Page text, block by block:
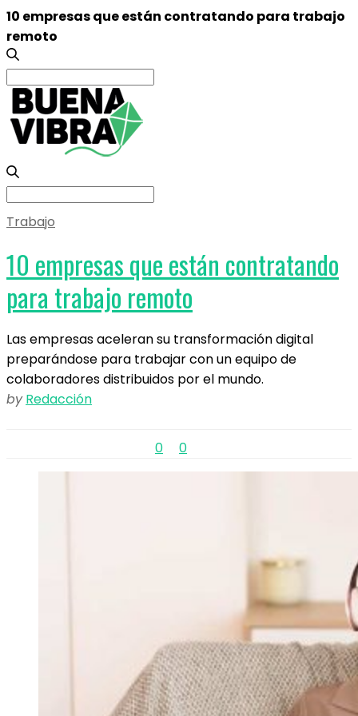
10 empresas que están contratando para trabajo
remoto
Search
for:
Search
Trabajo
10 empresas que están contratando
para trabajo remoto
Las empresas aceleran su transformación digital
preparándose para trabajar con un equipo de
colaboradores distribuidos por el mundo.
by Redacción
0 0